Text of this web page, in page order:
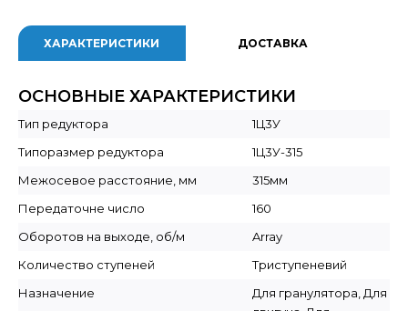
ХАРАКТЕРИСТИКИ ДОСТАВКА
ОСНОВНЫЕ ХАРАКТЕРИСТИКИ
Тип редуктора
1Ц3У
Типоразмер редуктора
1Ц3У-315
Межосевое расстояние, мм
315мм
Передаточне число
160
Оборотов на выходе, об/м
Array
Количество ступеней
Триступеневий
Назначение
Для гранулятора, Для